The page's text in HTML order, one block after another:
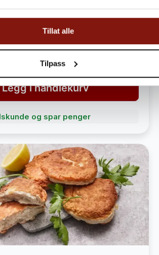
Tillat alle
Tilpass
Dalen 5kg –
håndverk fra
Legg i handlekurv
og spar penger